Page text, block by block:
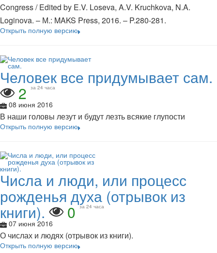
Congress / Edited by E.V. Loseva, A.V. Kruchkova, N.A.
Loginova. – М.: MAKS Press, 2016. – P.280-281.
Открыть полную версию
Человек все придумывает сам.
2 за 24 часа
08 июня 2016
В наши головы лезут и будут лезть всякие глупости
Открыть полную версию
Числа и люди, или процесс
рожденья духа (отрывок из
книги). 0 за 24 часа
07 июня 2016
О числах и людях (отрывок из книги).
Открыть полную версию